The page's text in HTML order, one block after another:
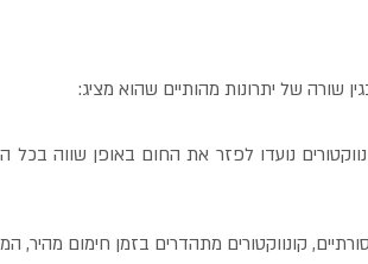
שורה של יתרונות מהותיים שהוא מציג:
נועדו לפזר את החום באופן שווה
קונווקטורים מתהדרים בזמן חימום מהיר,